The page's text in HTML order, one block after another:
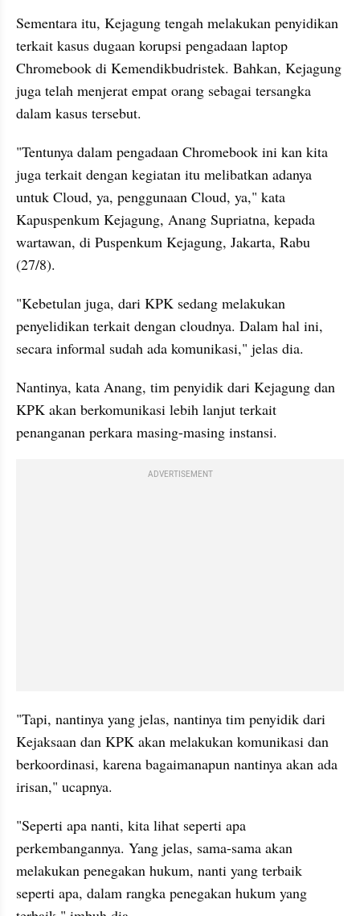
Sementara itu, Kejagung tengah melakukan penyidikan
terkait kasus dugaan korupsi pengadaan laptop
Chromebook di Kemendikbudristek. Bahkan, Kejagung
juga telah menjerat empat orang sebagai tersangka
dalam kasus tersebut.
"Tentunya dalam pengadaan Chromebook ini kan kita
juga terkait dengan kegiatan itu melibatkan adanya
untuk Cloud, ya, penggunaan Cloud, ya," kata
Kapuspenkum Kejagung, Anang Supriatna, kepada
wartawan, di Puspenkum Kejagung, Jakarta, Rabu
(27/8).
"Kebetulan juga, dari KPK sedang melakukan
penyelidikan terkait dengan cloudnya. Dalam hal ini,
secara informal sudah ada komunikasi," jelas dia.
Nantinya, kata Anang, tim penyidik dari Kejagung dan
KPK akan berkomunikasi lebih lanjut terkait
penanganan perkara masing-masing instansi.
ADVERTISEMENT
"Tapi, nantinya yang jelas, nantinya tim penyidik dari
Kejaksaan dan KPK akan melakukan komunikasi dan
berkoordinasi, karena bagaimanapun nantinya akan ada
irisan," ucapnya.
"Seperti apa nanti, kita lihat seperti apa
perkembangannya. Yang jelas, sama-sama akan
melakukan penegakan hukum, nanti yang terbaik
seperti apa, dalam rangka penegakan hukum yang